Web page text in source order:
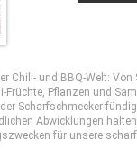
Chili- und BBQ-Welt: Von
Früchte, Pflanzen und
Scharfschmecker
Abwicklungen
für unsere